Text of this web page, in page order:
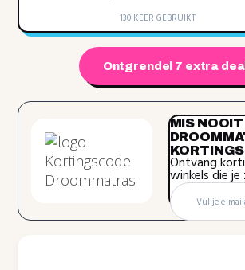
130 KEER GEBRUIKT
Ontgrendel 7 extra
MIS NOOIT
Ontvang
winkels die